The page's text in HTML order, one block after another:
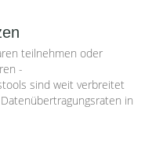
teilnehmen oder
-
sind weit verbreitet
in